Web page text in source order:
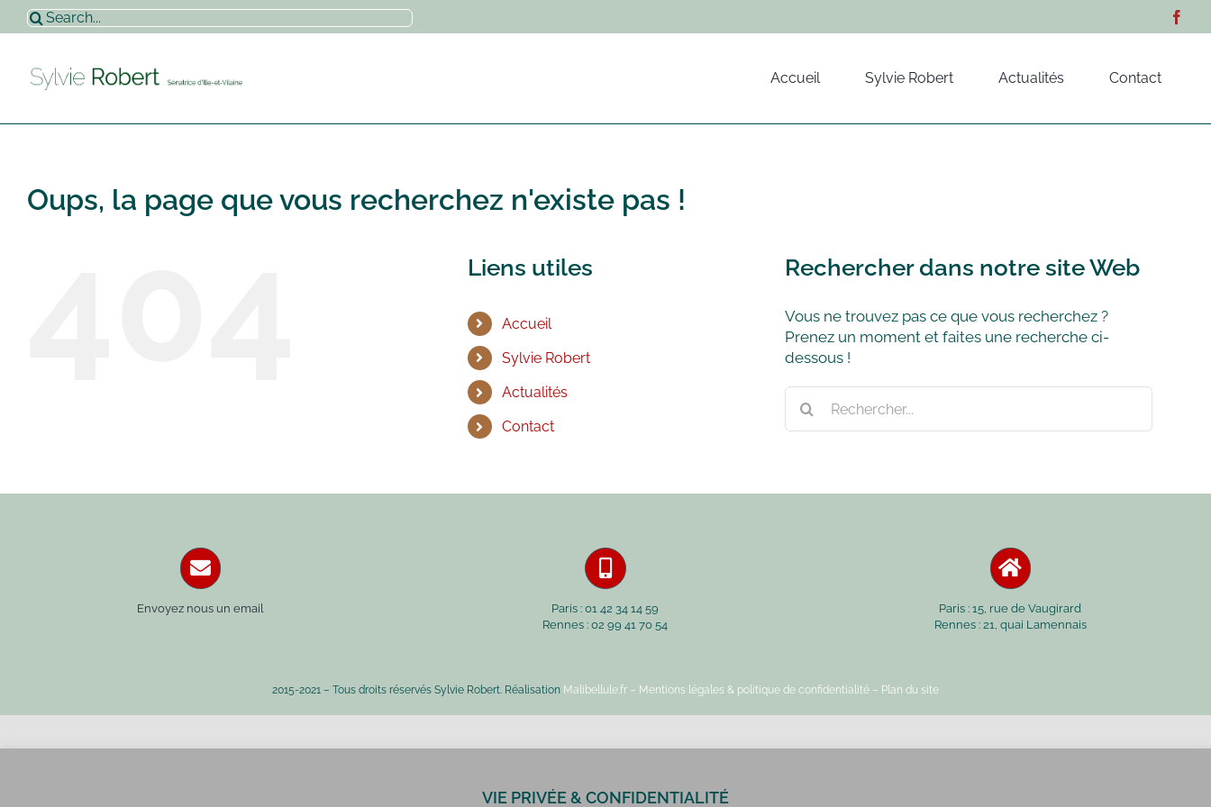
Passer
au
Rechercher:
Accueil Sylvie Robert Actualités Contact
Oups, la page que vous recherchez n'existe pas !
Liens utiles
Accueil
Sylvie Robert
Actualités
Contact
Rechercher dans notre site Web
Vous ne trouvez pas ce que vous recherchez ?
Prenez un moment et faites une recherche ci-
dessous !
Envoyez nous un email
Paris : 01 42 34 14 59
Rennes : 02 99 41 70 54
Paris : 15, rue de Vaugirard
Rennes : 21, quai Lamennais
2015-2021 – Tous droits réservés Sylvie Robert. Réalisation Malibellule.fr – Mentions légales & politique de confidentialité – Plan du site
VIE PRIVÉE & CONFIDENTIALITÉ